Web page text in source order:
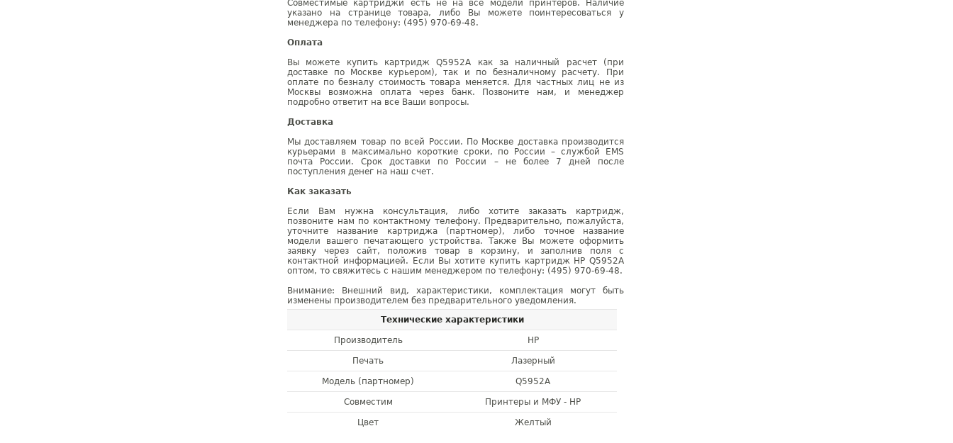
Совместимые картриджи есть не на все модели принтеров. Наличие
указано на странице товара, либо Вы можете поинтересоваться у
менеджера по телефону: (495) 970-69-48.
Оплата
Вы можете купить картридж Q5952A как за наличный расчет (при
доставке по Москве курьером), так и по безналичному расчету. При
оплате по безналу стоимость товара меняется. Для частных лиц не из
Москвы возможна оплата через банк. Позвоните нам, и менеджер
подробно ответит на все Ваши вопросы.
Доставка
Мы доставляем товар по всей России. По Москве доставка производится
курьерами в максимально короткие сроки, по России – службой EMS
почта России. Срок доставки по России – не более 7 дней после
поступления денег на наш счет.
Как заказать
Если Вам нужна консультация, либо хотите заказать картридж,
позвоните нам по контактному телефону. Предварительно, пожалуйста,
уточните название картриджа (партномер), либо точное название
модели вашего печатающего устройства. Также Вы можете оформить
заявку через сайт, положив товар в корзину, и заполнив поля с
контактной информацией. Если Вы хотите купить картридж HP Q5952A
оптом, то свяжитесь с нашим менеджером по телефону: (495) 970-69-48.
Внимание: Внешний вид, характеристики, комплектация могут быть
изменены производителем без предварительного уведомления.
Технические характеристики
Производитель HP
Печать Лазерный
Модель (партномер) Q5952A
Совместим Принтеры и МФУ - HP
Цвет Желтый